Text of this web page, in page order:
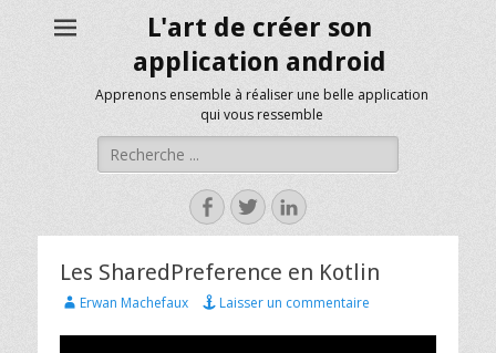
L'art de créer son
application android
Apprenons ensemble à réaliser une belle application
qui vous ressemble
Rechercher :
Facebook
TwitterLinkedin
Les SharedPreference en Kotlin
AuthorErwan Machefaux Laisser un commentaire